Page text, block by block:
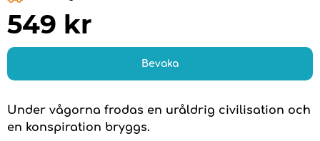
549 kr
Bevaka
Under vågorna frodas en uråldrig civilisation och
en konspiration bryggs.